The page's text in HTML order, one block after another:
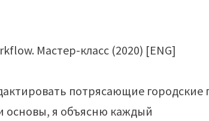
потрясающие городские
основы, я объясню каждый